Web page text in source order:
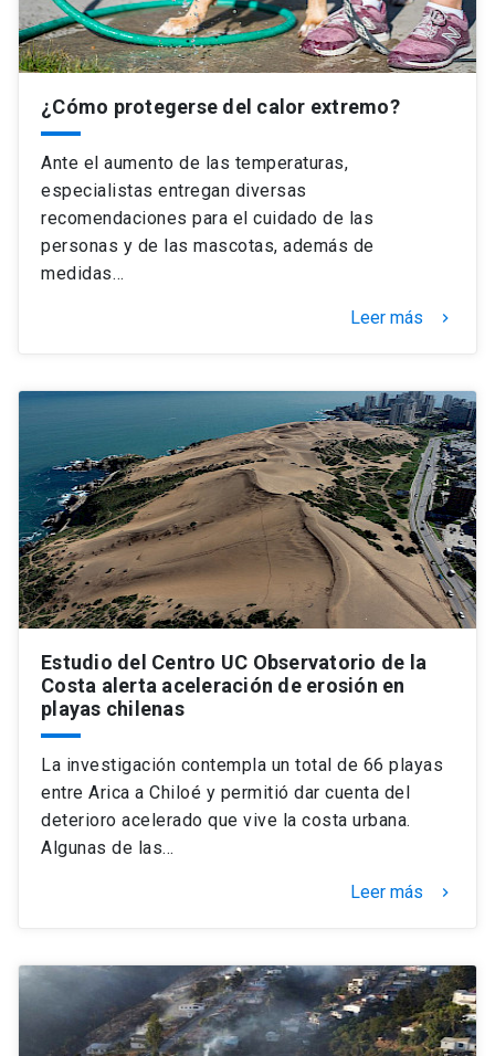
¿Cómo protegerse del calor extremo?
Ante el aumento de las temperaturas,
especialistas entregan diversas
recomendaciones para el cuidado de las
personas y de las mascotas, además de
medidas…
Leer más keyboard_arrow_right
Estudio del Centro UC Observatorio de la
Costa alerta aceleración de erosión en
playas chilenas
La investigación contempla un total de 66 playas
entre Arica a Chiloé y permitió dar cuenta del
deterioro acelerado que vive la costa urbana.
Algunas de las…
Leer más keyboard_arrow_right